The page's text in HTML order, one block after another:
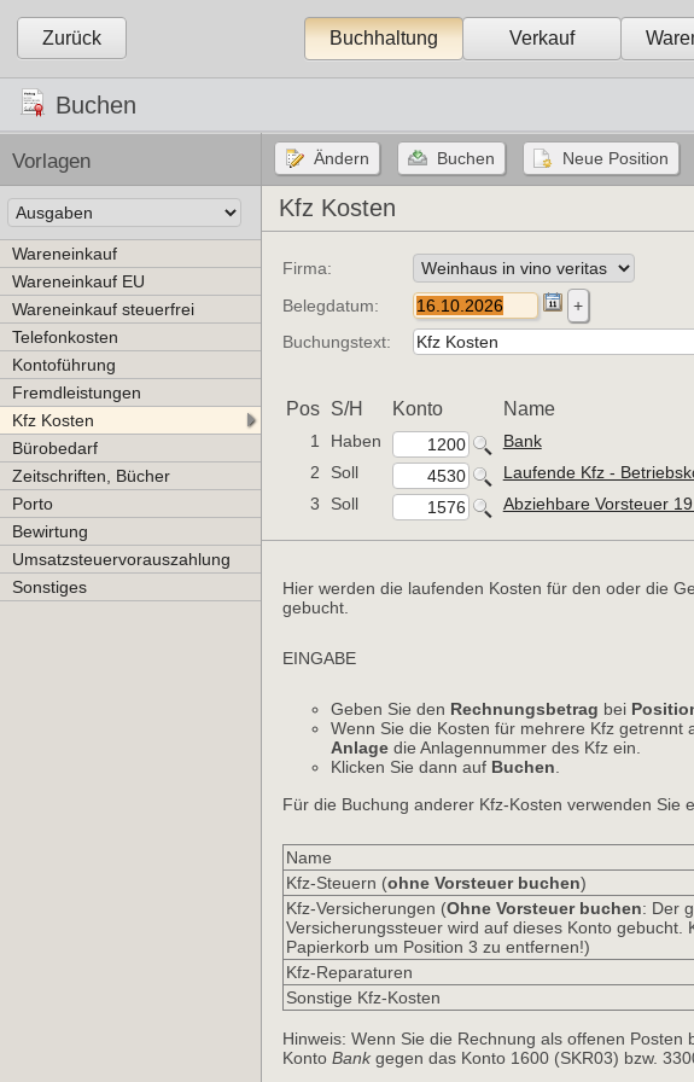
Zurück Buchhaltung Verkauf
Buchen
Vorlagen
Wareneinkauf
Wareneinkauf EU
Wareneinkauf steuerfrei
Telefonkosten
Kontoführung
Fremdleistungen
Kfz Kosten
Bürobedarf
Zeitschriften, Bücher
Porto
Bewirtung
Umsatzsteuervorauszahlung
Sonstiges
Kfz Kosten
Firma:
Belegdatum:
Buchungstext:
Pos S/H Konto Name
1 Haben
Bank
2
Soll
Laufende Kfz -
3
Soll Abziehbare Vorsteuer
Hier werden die laufenden Kosten für den oder die
gebucht.
EINGABE
Geben Sie den Rechnungsbetrag bei
Wenn Sie die Kosten für mehrere Kfz getrennt
Anlage die Anlagennummer des Kfz ein.
Klicken Sie dann auf Buchen
Für die Buchung anderer Kfz-Kosten verwenden Sie
Name
Kfz-Steuern (ohne Vorsteuer buchen)
Kfz-Versicherungen (Ohne Vorsteuer buchen: Der
Versicherungssteuer wird auf dieses Konto gebucht.
Papierkorb um Position 3 zu entfernen!)
Kfz-Reparaturen
Sonstige Kfz-Kosten
Hinweis: Wenn Sie die Rechnung als offenen
KontoBankgegen das Konto 1600 (SKR03) bzw.